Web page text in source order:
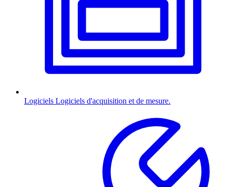
Logiciels Logiciels d'acquisition et de mesure.